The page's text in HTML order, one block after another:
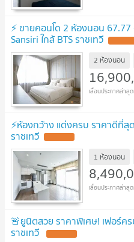
⚡ ขายคอนโด 2 ห้องนอน
Sansiri ใกล้ BTS ราชเทวี
2 ห้องนอน
⚡ห้องกว้าง แต่งครบ ราคาดีที่สุ
ราชเทวี
1 ห้องนอน
🚨ยูนิตสวย ราคาพิเศษ! เฟอร์ค
ราชเทวี